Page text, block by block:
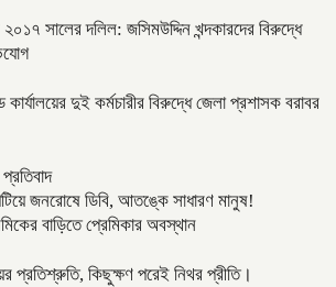
২০১৭ সালের দলিল: জসিমউদ্দিন খন্দকারদের বিরুদ্ধে
কার্যালয়ের দুই কর্মচারীর বিরুদ্ধে জেলা প্রশাসক বরাবর
জনরোষে ডিবি, আতঙ্কে সাধারণ মানুষ!
বাড়িতে প্রেমিকার অবস্থান
প্রতিশ্রুতি, কিছুক্ষণ পরেই নিথর প্রীতি।